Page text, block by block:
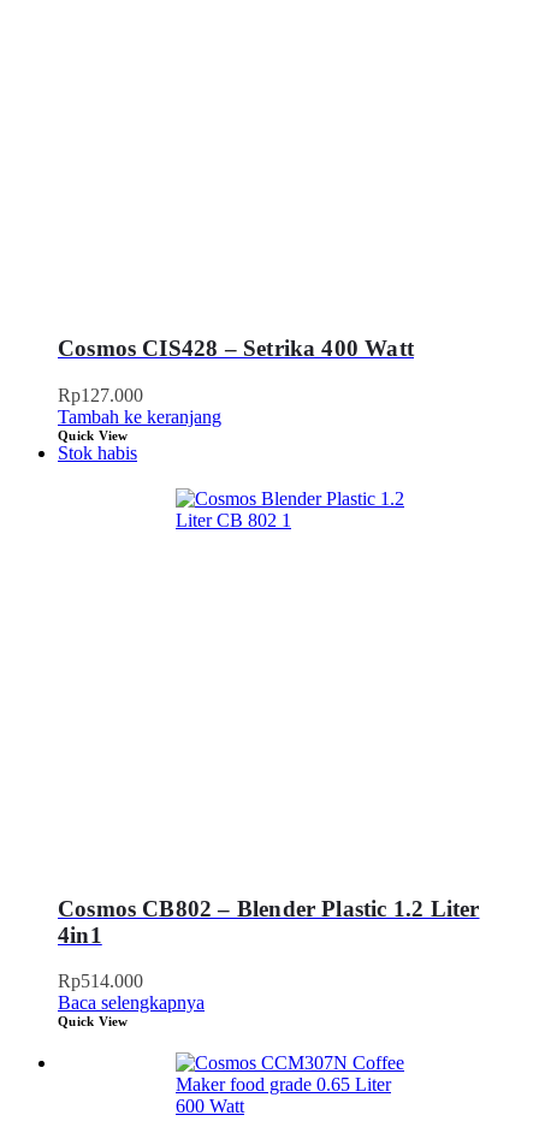
Cosmos CIS428 – Setrika 400 Watt
Rp127.000
Tambah ke keranjang
Quick View
Stok habis
Cosmos CB802 – Blender Plastic 1.2 Liter
4in1
Rp514.000
Baca selengkapnya
Quick View